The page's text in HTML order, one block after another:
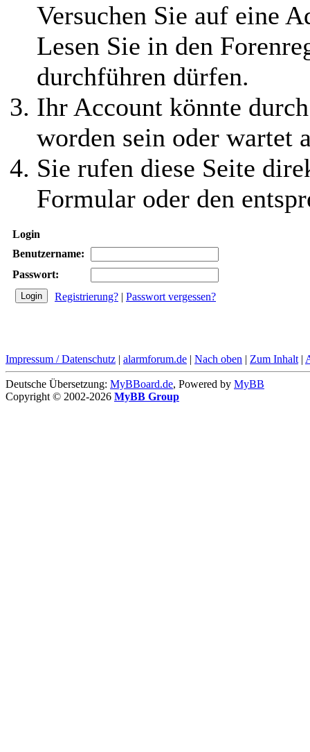
Versuchen Sie auf eine
Lesen Sie in den
durchführen dürfen.
Ihr Account könnte
worden sein oder wartet
Sie rufen diese Seite
Formular oder den
Login
Benutzername:
Passwort:
Registrierung? | Passwort vergessen?
Impressum / Datenschutz | alarmforum.de | Nach oben | Zum Inhalt |
Deutsche Übersetzung: MyBBoard.de, Powered by MyBB
Copyright © 2002-2026 MyBB Group